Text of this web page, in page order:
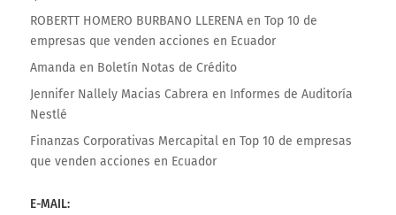
ROBERTT HOMERO BURBANO LLERENAen Top 10 de
empresas que venden acciones en Ecuador
Amanda en Boletín Notas de Crédito
Jennifer Nallely Macias Cabrera en Informes de Auditoría
Nestlé
Finanzas Corporativas Mercapitalen Top 10 de empresas
que venden acciones en Ecuador
E-MAIL: